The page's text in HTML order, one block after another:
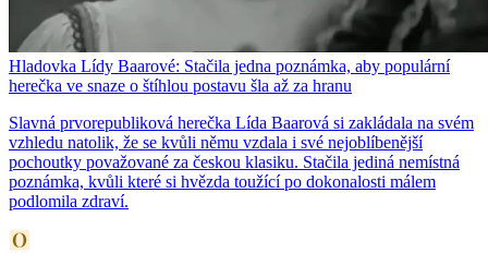
Hladovka Lídy Baarové: Stačila jedna poznámka, aby populární
herečka ve snaze o štíhlou postavu šla až za hranu
Slavná prvorepubliková herečka Lída Baarová si zakládala na svém
vzhledu natolik, že se kvůli němu vzdala i své nejoblíbenější
pochoutky považované za českou klasiku. Stačila jediná nemístná
poznámka, kvůli které si hvězda toužící po dokonalosti málem
podlomila zdraví.